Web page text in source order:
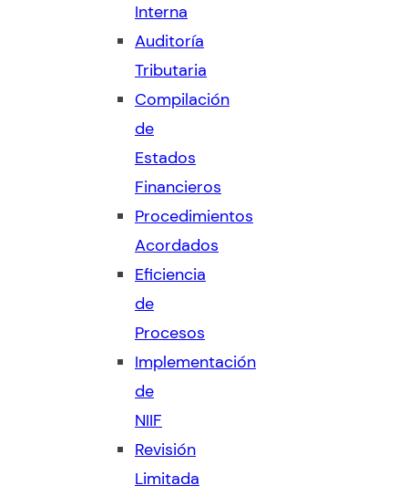
Interna
Auditoría
Tributaria
Compilación
de
Estados
Financieros
Procedimientos
Acordados
Eficiencia
de
Procesos
Implementación
de
NIIF
Revisión
Limitada